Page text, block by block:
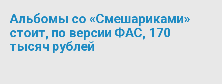
Альбомы со «Смешариками»
стоит, по версии ФАС, 170
тысяч рублей